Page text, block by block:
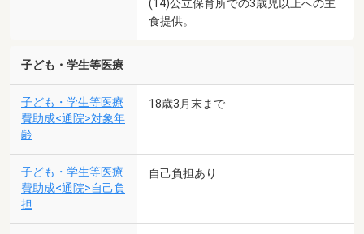
(14)公立保育所での3歳児以上への主
食提供。
子ども・学生等医療
子ども・学生等医療
費助成<通院>対象年
齢
18歳3月末まで
子ども・学生等医療
費助成<通院>自己負
担
自己負担あり